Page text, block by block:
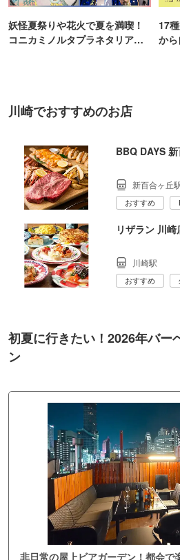
妖怪夏祭りや花火で夏を満喫！
コニカミノルタプラネタリア
17
から
川崎でおすすめのお店
BBQ DAYS
新百合ヶ丘
おすすめ
リザラン 川崎
川崎駅
おすすめ
初夏に行きたい！2026年バー
ン
非日常の屋上ビアガーデン！都会で